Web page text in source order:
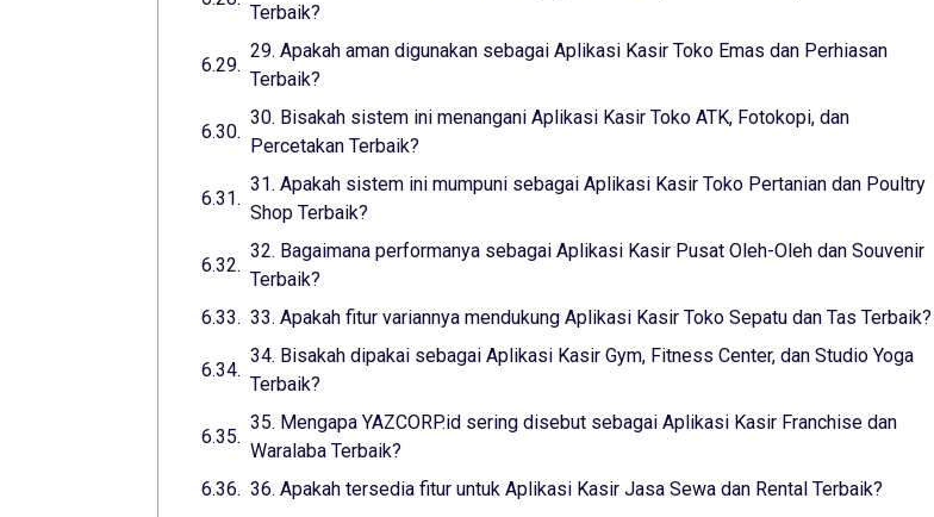
Terbaik?
29. Apakah aman digunakan sebagai Aplikasi Kasir Toko Emas dan Perhiasan
Terbaik?
30. Bisakah sistem ini menangani Aplikasi Kasir Toko ATK, Fotokopi, dan
Percetakan Terbaik?
31. Apakah sistem ini mumpuni sebagai Aplikasi Kasir Toko Pertanian dan Poultry
Shop Terbaik?
32. Bagaimana performanya sebagai Aplikasi Kasir Pusat Oleh-Oleh dan Souvenir
Terbaik?
33. Apakah fitur variannya mendukung Aplikasi Kasir Toko Sepatu dan Tas Terbaik?
34. Bisakah dipakai sebagai Aplikasi Kasir Gym, Fitness Center, dan Studio Yoga
Terbaik?
35. Mengapa YAZCORP.id sering disebut sebagai Aplikasi Kasir Franchise dan
Waralaba Terbaik?
36. Apakah tersedia fitur untuk Aplikasi Kasir Jasa Sewa dan Rental Terbaik?